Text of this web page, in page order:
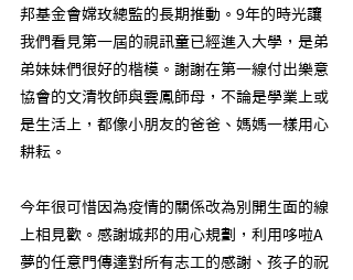
邦基金會嫦玫總監的長期推動。9年的時光讓
我們看見第一屆的視訊童已經進入大學，是弟
弟妹妹們很好的楷模。謝謝在第一線付出樂意
協會的文清牧師與雲鳳師母，不論是學業上或
是生活上，都像小朋友的爸爸、媽媽一樣用心
耕耘。
今年很可惜因為疫情的關係改為別開生面的線
上相見歡。感謝城邦的用心規劃，利用哆啦A
夢的任意門傳達對所有志工的感謝、孩子的祝